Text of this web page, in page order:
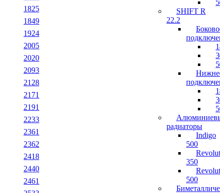
SHIFT R
22.2
радиаторы
Indigo
500
350
500
1825
1849
1924
2005
2020
2093
2128
2171
2191
2233
2361
2362
2418
2440
2461